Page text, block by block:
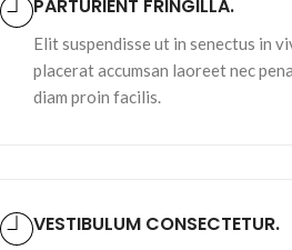
PARTURIENT FRINGILLA.
Elit suspendisse ut in senectus in
placerat accumsan laoreet nec
diam proin facilis.
VESTIBULUM CONSECTETUR.